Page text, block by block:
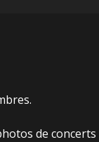
de concerts